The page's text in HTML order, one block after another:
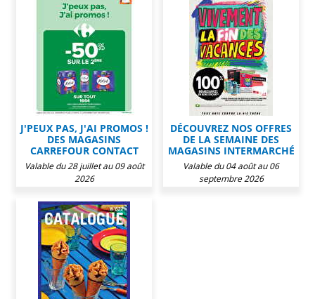
J'PEUX PAS, J'AI PROMOS !
DES MAGASINS
CARREFOUR CONTACT
Valable du 28 juillet au 09 août
2026
DÉCOUVREZ NOS OFFRES
DE LA SEMAINE DES
MAGASINS INTERMARCHÉ
Valable du 04 août au 06
septembre 2026